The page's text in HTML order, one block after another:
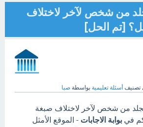
من شخص لآخر لاختلاف
[تم الحل]
تصنيف أسئلة تعليمية بواسطة صبا
من شخص لآخر لاختلاف صبغة
في بوابة الاجابات - الموقع الأمثل